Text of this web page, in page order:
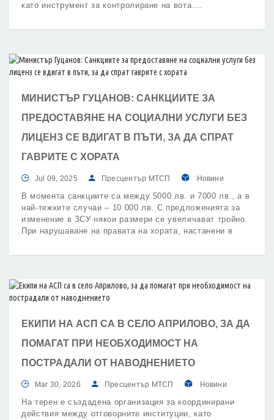
като инструмент за контролиране на вота.
МИНИСТЪР ГУЦАНОВ: САНКЦИИТЕ ЗА
ПРЕДОСТАВЯНЕ НА СОЦИАЛНИ УСЛУГИ БЕЗ
ЛИЦЕНЗ СЕ ВДИГАТ В ПЪТИ, ЗА ДА СПРАТ
ГАВРИТЕ С ХОРАТА
Jul 09, 2025 Пресцентър МТСП Новини
В момента санкциите са между 5000 лв. и 7000 лв., а в
най-тежките случаи – 10 000 лв. С предложенията за
изменение в ЗСУ някои размери се увеличават тройно.
При нарушаване на правата на хората, настанени в
при предоставянето им без лиценз тя ще бъде до 30
ЕКИПИ НА АСП СА В СЕЛО АПРИЛОВО, ЗА ДА
ПОМАГАТ ПРИ НЕОБХОДИМОСТ НА
ПОСТРАДАЛИ ОТ НАВОДНЕНИЕТО
Mar 30, 2026 Пресцентър МТСП Новини
На терен е създадена организация за координирани
действия между отговорните институции, като